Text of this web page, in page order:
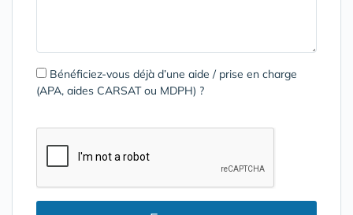
Bénéficiez-vous déjà d’une aide / prise en charge
(APA, aides CARSAT ou MDPH) ?